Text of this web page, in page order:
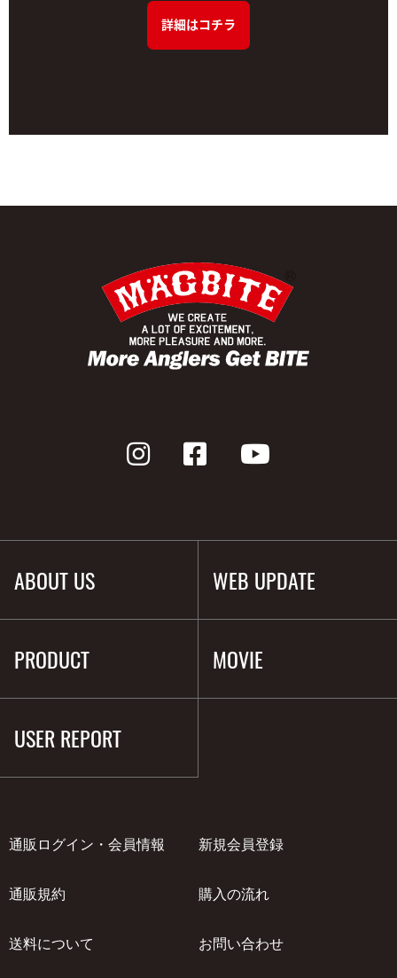
詳細はコチラ
ABOUT US WEB UPDATE
PRODUCT MOVIE
USER REPORT
通販ログイン・会員情報 新規会員登録
通販規約 購入の流れ
送料について お問い合わせ